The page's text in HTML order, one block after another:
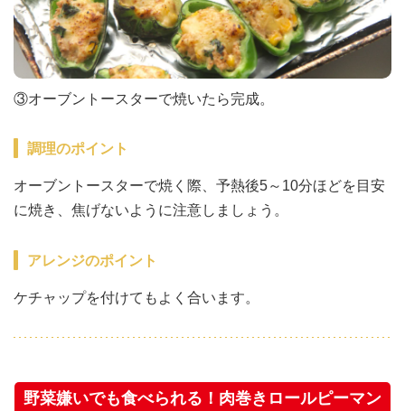
③オーブントースターで焼いたら完成。
調理のポイント
オーブントースターで焼く際、予熱後5～10分ほどを目安
に焼き、焦げないように注意しましょう。
アレンジのポイント
ケチャップを付けてもよく合います。
野菜嫌いでも食べられる！肉巻きロールピーマン